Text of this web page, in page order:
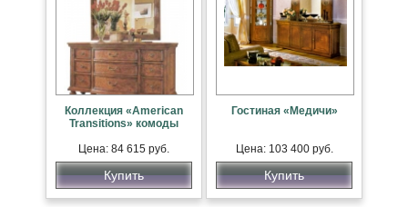
Коллекция «American
Transitions» комоды
Цена: 84 615 руб.
Купить
Гостиная «Медичи»
Цена: 103 400 руб.
Купить